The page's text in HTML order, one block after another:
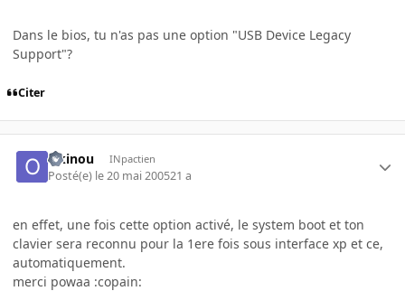
Dans le bios, tu n'as pas une option "USB Device Legacy
Support"?
Citer
Okinou INpactien
Posté(e) le 20 mai 200521 a
en effet, une fois cette option activé, le system boot et ton
clavier sera reconnu pour la 1ere fois sous interface xp et ce,
automatiquement.
merci powaa :copain: